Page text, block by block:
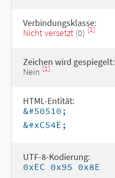
Verbindungsklasse:
Nicht versetzt(0) [1]
Zeichen wird gespiegelt:
Nein [1]
HTML-Entität:
&#50510;
&#xC54E;
UTF-8-Kodierung:
0xEC 0x95 0x8E